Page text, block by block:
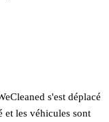
s'est déplacé
et les véhicules sont